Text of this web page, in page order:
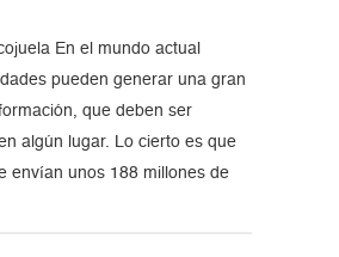
En el mundo actual
pueden generar una gran
que deben ser
algún lugar. Lo cierto es que
envían unos 188 millones de